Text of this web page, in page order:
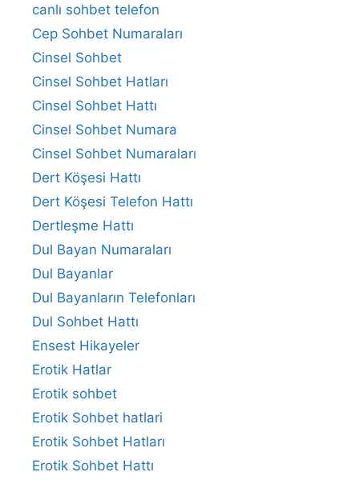
canlı sohbet telefon
Cep Sohbet Numaraları
Cinsel Sohbet
Cinsel Sohbet Hatları
Cinsel Sohbet Hattı
Cinsel Sohbet Numara
Cinsel Sohbet Numaraları
Dert Köşesi Hattı
Dert Köşesi Telefon Hattı
Dertleşme Hattı
Dul Bayan Numaraları
Dul Bayanlar
Dul Bayanların Telefonları
Dul Sohbet Hattı
Ensest Hikayeler
Erotik Hatlar
Erotik sohbet
Erotik Sohbet hatlari
Erotik Sohbet Hatları
Erotik Sohbet Hattı